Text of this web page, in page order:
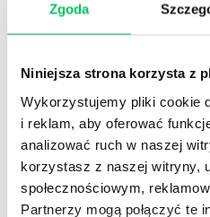
Zgoda
Niniejsza strona korzysta z
Wykorzystujemy pliki cookie
i reklam, aby oferować
analizować ruch w naszej
korzystasz z naszej witryny,
społecznościowym,
Partnerzy mogą połączyć te
Pełna lista